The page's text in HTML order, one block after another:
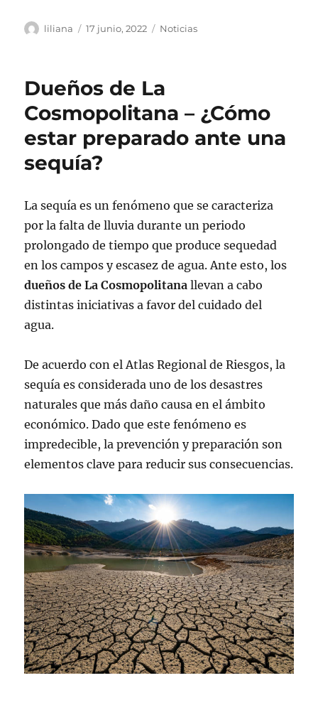
Autor
liliana
Publicado
17 junio, 2022 Categorías
Noticias
Dueños de La
Cosmopolitana – ¿Cómo
estar preparado ante una
sequía?
La sequía es un fenómeno que se caracteriza
por la falta de lluvia durante un periodo
prolongado de tiempo que produce sequedad
en los campos y escasez de agua. Ante esto, los
dueños de La Cosmopolitana llevan a cabo
distintas iniciativas a favor del cuidado del
agua.
De acuerdo con el Atlas Regional de Riesgos, la
sequía es considerada uno de los desastres
naturales que más daño causa en el ámbito
económico. Dado que este fenómeno es
impredecible, la prevención y preparación son
elementos clave para reducir sus consecuencias.